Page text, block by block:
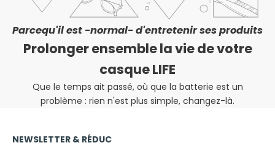
Parcequ'il est -normal- d'entretenir ses produits
Prolonger ensemble la vie de votre
casque LIFE
Que le temps ait passé, où que la batterie est un
problème : rien n'est plus simple, changez-là.
NEWSLETTER & RÉDUC